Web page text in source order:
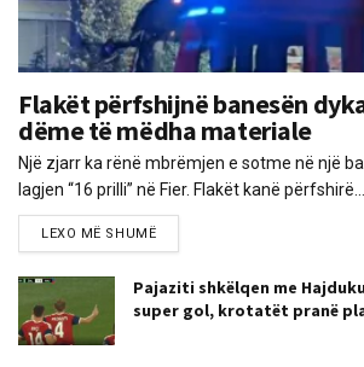
Flakët përfshijnë banesën
dëme të mëdha materiale
Një zjarr ka rënë mbrëmjen e sotme në një
lagjen “16 prilli” në Fier. Flakët kanë përfshirë...
LEXO MË SHUMË
Pajaziti shkëlqen me
super gol, krotatët pranë